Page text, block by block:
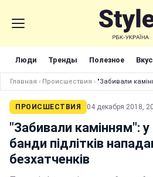
Люди Тренды Полезное
Главная › Происшествия › "Забивали
ПРОИСШЕСТВИЯ 04 декабря 2018,
"Забивали камінням":
банди підлітків
безхатченків